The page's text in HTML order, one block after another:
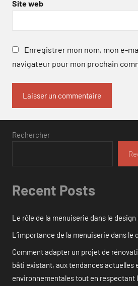
Site web
Enregistrer mon nom, mon e-
navigateur pour mon prochain
Rechercher
Recent Posts
Le rôle de la menuiserie dans le
L’importance de la menuiserie dans le
Comment adapter un projet de
bâti existant, aux tendances actuelles
environnementales tout en respectant